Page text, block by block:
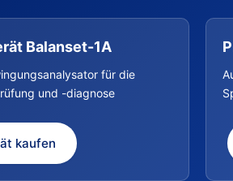
Balanset-1A
für die
und -diagnose
kaufen